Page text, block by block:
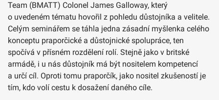
Team (BMATT) Colonel James Galloway, který
o uvedeném tématu hovořil z pohledu důstojníka a velitele.
Celým seminářem se táhla jedna zásadní myšlenka celého
konceptu praporčické a důstojnické spolupráce, ten
spočívá v přísném rozdělení rolí. Stejně jako v britské
armádě, i u nás důstojník má být nositelem kompetencí
a určí cíl. Oproti tomu praporčík, jako nositel zkušeností je
tím, kdo volí cestu k dosažení daného cíle.